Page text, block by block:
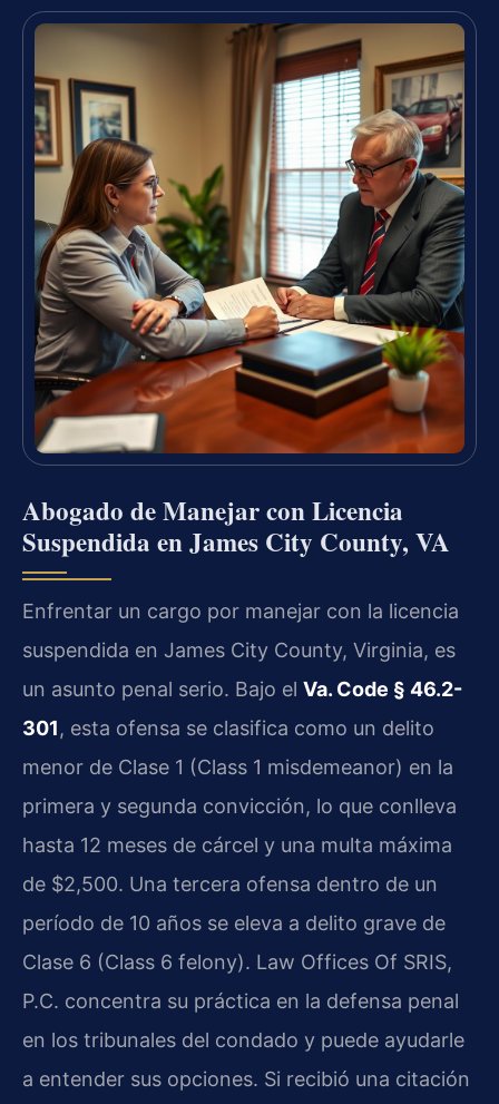
Abogado de Manejar con Licencia
Suspendida en James City County, VA
Enfrentar un cargo por manejar con la licencia
suspendida en James City County, Virginia, es
un asunto penal serio. Bajo el Va. Code § 46.2-
301, esta ofensa se clasifica como un delito
menor de Clase 1 (Class 1 misdemeanor) en la
primera y segunda convicción, lo que conlleva
hasta 12 meses de cárcel y una multa máxima
de $2,500. Una tercera ofensa dentro de un
período de 10 años se eleva a delito grave de
Clase 6 (Class 6 felony). Law Offices Of SRIS,
P.C. concentra su práctica en la defensa penal
en los tribunales del condado y puede ayudarle
a entender sus opciones. Si recibió una citación